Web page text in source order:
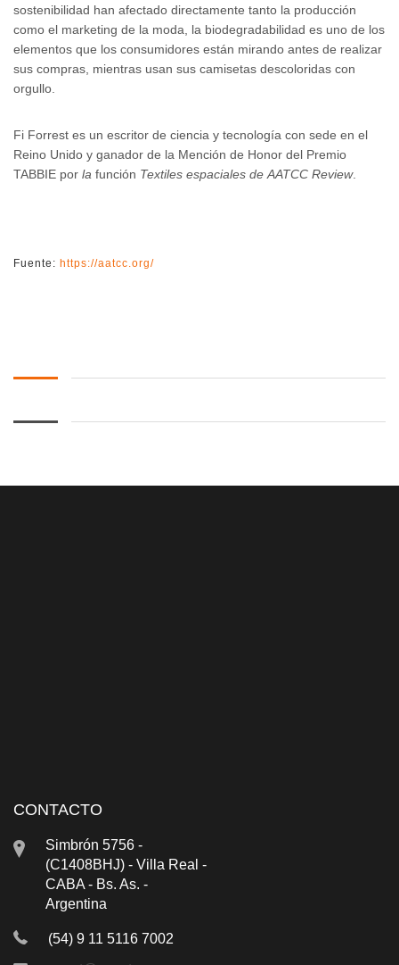
sostenibilidad han afectado directamente tanto la producción
como el marketing de la moda, la biodegradabilidad es uno de los
elementos que los consumidores están mirando antes de realizar
sus compras, mientras usan sus camisetas descoloridas con
orgullo.
Fi Forrest es un escritor de ciencia y tecnología con sede en el
Reino Unido y ganador de la Mención de Honor del Premio
TABBIE por la función Textiles espaciales de AATCC Review.
Fuente: https://aatcc.org/
CONTACTO
Simbrón 5756 -
(C1408BHJ) - Villa Real -
CABA - Bs. As. -
Argentina
(54) 9 11 5116 7002